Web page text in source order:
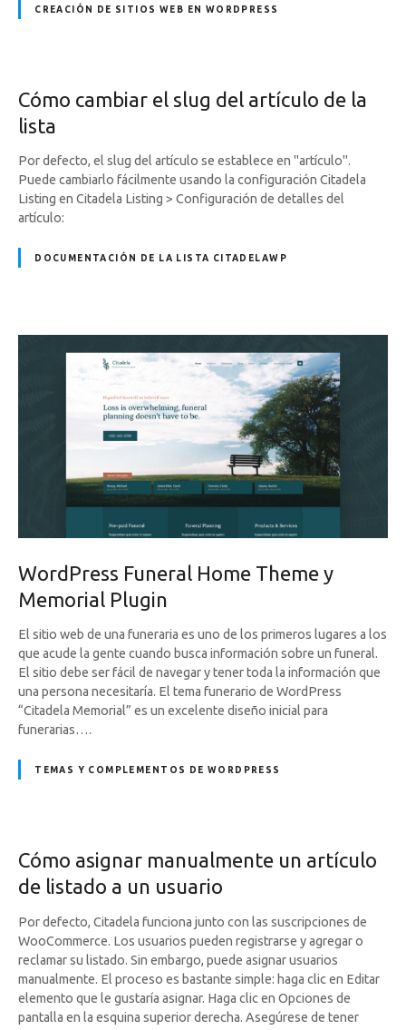
CREACIÓN DE SITIOS WEB EN WORDPRESS
Cómo cambiar el slug del artículo de la
lista
Por defecto, el slug del artículo se establece en "artículo".
Puede cambiarlo fácilmente usando la configuración Citadela
Listing en Citadela Listing > Configuración de detalles del
artículo:
DOCUMENTACIÓN DE LA LISTA CITADELAWP
WordPress Funeral Home Theme y
Memorial Plugin
El sitio web de una funeraria es uno de los primeros lugares a los
que acude la gente cuando busca información sobre un funeral.
El sitio debe ser fácil de navegar y tener toda la información que
una persona necesitaría. El tema funerario de WordPress
“Citadela Memorial” es un excelente diseño inicial para
funerarias….
TEMAS Y COMPLEMENTOS DE WORDPRESS
Cómo asignar manualmente un artículo
de listado a un usuario
Por defecto, Citadela funciona junto con las suscripciones de
WooCommerce. Los usuarios pueden registrarse y agregar o
reclamar su listado. Sin embargo, puede asignar usuarios
manualmente. El proceso es bastante simple: haga clic en Editar
elemento que le gustaría asignar. Haga clic en Opciones de
pantalla en la esquina superior derecha. Asegúrese de tener